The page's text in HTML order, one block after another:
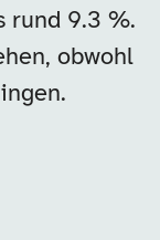
rund 9.3 %.
obwohl